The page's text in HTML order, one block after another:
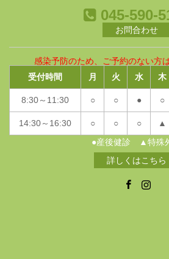
045-590-
お問合わせ
感染予防のため、ご予約のない方
受付時間
月 火 水 木
8:30～11:30 ○ ○ ● ○
14:30～16:30 ○ ○ ○ ▲
●産後健診 ▲特殊
詳しくはこちら